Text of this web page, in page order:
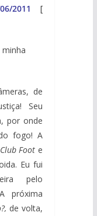
06/2011[
de
Seu
por onde
fogo! A
Club Foot e
Eu fui
pelo
próxima
de volta,